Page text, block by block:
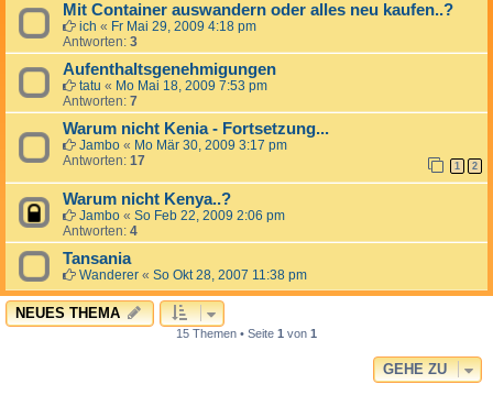
Mit Container auswandern oder alles neu kaufen..?
ich « Fr Mai 29, 2009 4:18 pm
Antworten: 3
Aufenthaltsgenehmigungen
tatu « Mo Mai 18, 2009 7:53 pm
Antworten: 7
Warum nicht Kenia - Fortsetzung...
Jambo « Mo Mär 30, 2009 3:17 pm
Antworten: 17 1 2
Warum nicht Kenya..?
Jambo « So Feb 22, 2009 2:06 pm
Antworten: 4
Tansania
Wanderer « So Okt 28, 2007 11:38 pm
NEUES THEMA
15 Themen • Seite 1 von 1
GEHE ZU